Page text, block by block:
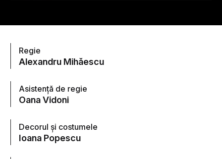
Regie
Alexandru Mihăescu
Asistență de regie
Oana Vidoni
Decorul și costumele
Ioana Popescu